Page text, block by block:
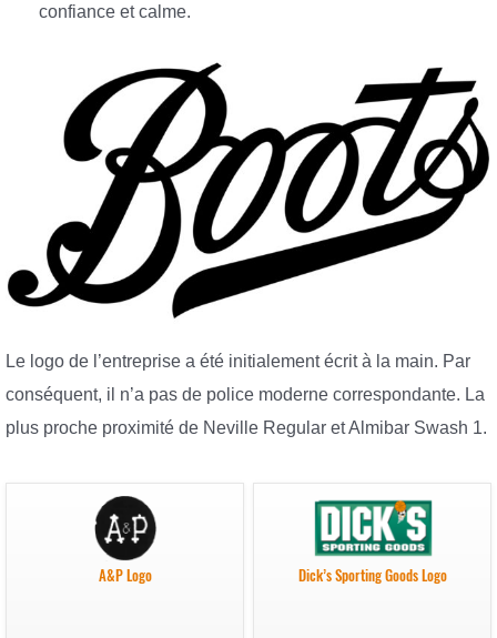
confiance et calme.
Le logo de l’entreprise a été initialement écrit à la main. Par
conséquent, il n’a pas de police moderne correspondante. La
plus proche proximité de Neville Regular et Almibar Swash 1.
A&P Logo Dick’s Sporting Goods Logo